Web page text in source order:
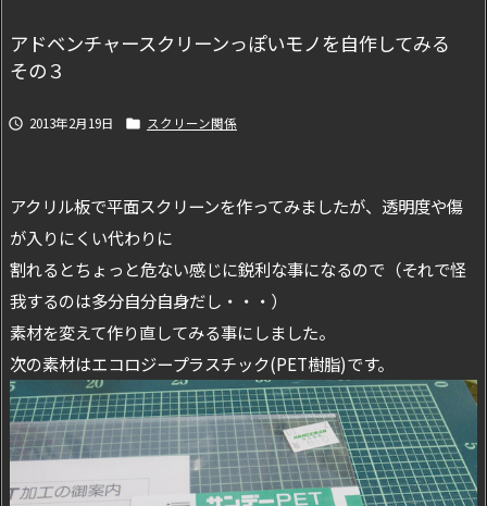
アドベンチャースクリーンっぽいモノを自作してみる
その３
 2013年2月19日  スクリーン関係
アクリル板で平面スクリーンを作ってみましたが、透明度や傷
が入りにくい代わりに
割れるとちょっと危ない感じに鋭利な事になるので（それで怪
我するのは多分自分自身だし・・・）
素材を変えて作り直してみる事にしました。
次の素材はエコロジープラスチック(PET樹脂)です。